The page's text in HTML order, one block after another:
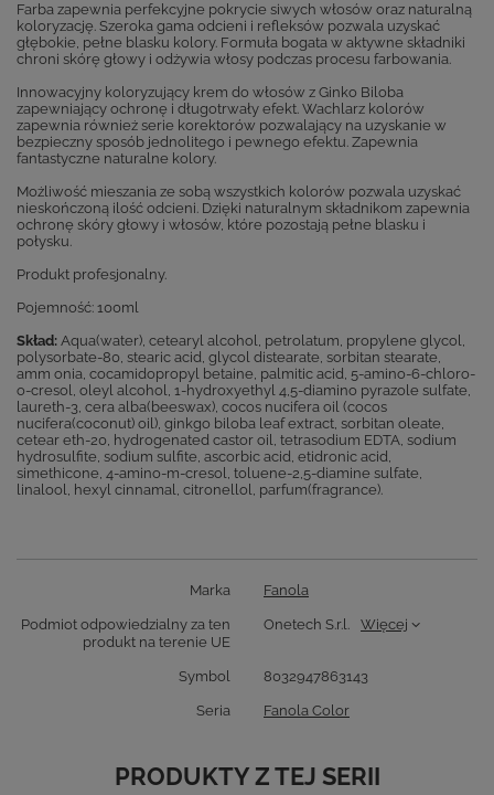
Farba zapewnia perfekcyjne pokrycie siwych włosów oraz naturalną
koloryzację. Szeroka gama odcieni i refleksów pozwala uzyskać
głębokie, pełne blasku kolory. Formuła bogata w aktywne składniki
chroni skórę głowy i odżywia włosy podczas procesu farbowania.
Innowacyjny koloryzujący krem do włosów z Ginko Biloba
zapewniający ochronę i długotrwały efekt. Wachlarz kolorów
zapewnia również serie korektorów pozwalający na uzyskanie w
bezpieczny sposób jednolitego i pewnego efektu. Zapewnia
fantastyczne naturalne kolory.
Możliwość mieszania ze sobą wszystkich kolorów pozwala uzyskać
nieskończoną ilość odcieni. Dzięki naturalnym składnikom zapewnia
ochronę skóry głowy i włosów, które pozostają pełne blasku i
połysku.
Produkt profesjonalny.
Pojemność: 100ml
Skład: Aqua(water), cetearyl alcohol, petrolatum, propylene glycol,
polysorbate-80, stearic acid, glycol distearate, sorbitan stearate,
amm onia, cocamidopropyl betaine, palmitic acid, 5-amino-6-chloro-
o-cresol, oleyl alcohol, 1-hydroxyethyl 4,5-diamino pyrazole sulfate,
laureth-3, cera alba(beeswax), cocos nucifera oil (cocos
nucifera(coconut) oil), ginkgo biloba leaf extract, sorbitan oleate,
cetear eth-20, hydrogenated castor oil, tetrasodium EDTA, sodium
hydrosulfite, sodium sulfite, ascorbic acid, etidronic acid,
simethicone, 4-amino-m-cresol, toluene-2,5-diamine sulfate,
linalool, hexyl cinnamal, citronellol, parfum(fragrance).
Marka Fanola
Podmiot odpowiedzialny za ten
produkt na terenie UE
Onetech S.r.l. Więcej
Symbol 8032947863143
Seria Fanola Color
PRODUKTY Z TEJ SERII